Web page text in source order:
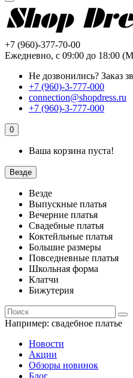
+7 (960)-377-70-00
Ежедневно, с 09:00 до 18:00
Не дозвонились? Заказ
+7 (960)-3-777-000
connection@shopdress.ru
+7 (960)-3-777-000
0
Ваша корзина пуста!
Везде
Везде
Выпускные платья
Вечерние платья
Свадебные платья
Коктейльные платья
Большие размеры
Повседневные платья
Школьная форма
Клатчи
Бижутерия
Например: свадебное платье
Новости
Акции
Обзоры новинок
Блог